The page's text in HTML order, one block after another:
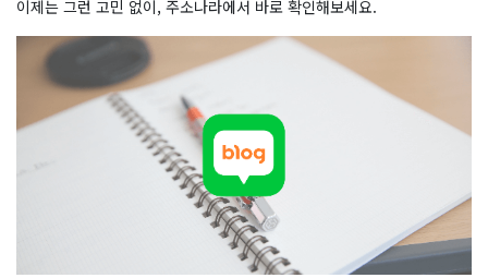
이제는 그런 고민 없이, 주소나라에서 바로 확인해보세요.